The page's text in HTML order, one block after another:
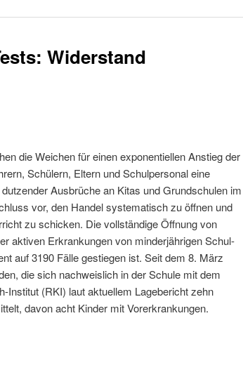
Widerstand
die Weichen für einen exponentiellen Anstieg der
Schülern, Eltern und Schulpersonal eine
Ausbrüche an Kitas und Grundschulen im
vor, den Handel systematisch zu öffnen und
zu schicken. Die vollständige Öffnung von
aktiven Erkrankungen von minderjährigen Schul-
auf 3190 Fälle gestiegen ist. Seit dem 8. März
die sich nachweislich in der Schule mit dem
Institut (RKI) laut aktuellem Lagebericht zehn
davon acht Kinder mit Vorerkrankungen.